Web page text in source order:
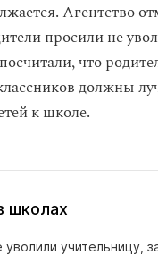
Агентство
просили не
что
должны
к школе.
школах
уволили учительницу,